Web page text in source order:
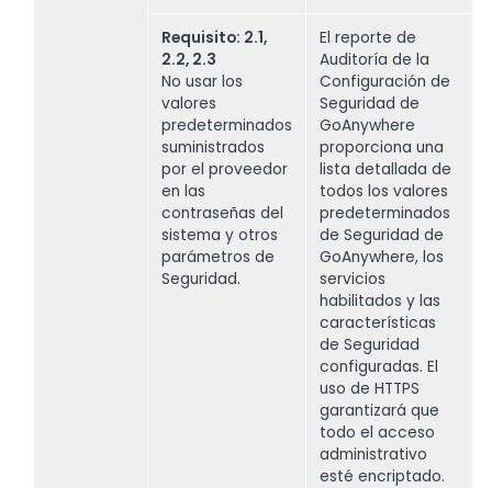
Requisito: 2.1,
2.2, 2.3
No usar los
valores
predeterminados
suministrados
por el proveedor
en las
contraseñas del
sistema y otros
parámetros de
Seguridad.
El reporte de
Auditoría de la
Configuración de
Seguridad de
GoAnywhere
proporciona una
lista detallada de
todos los valores
predeterminados
de Seguridad de
GoAnywhere, los
servicios
habilitados y las
características
de Seguridad
configuradas. El
uso de HTTPS
garantizará que
todo el acceso
administrativo
esté encriptado.